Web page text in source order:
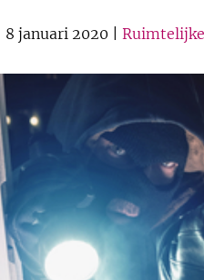
| 8 januari 2020 |